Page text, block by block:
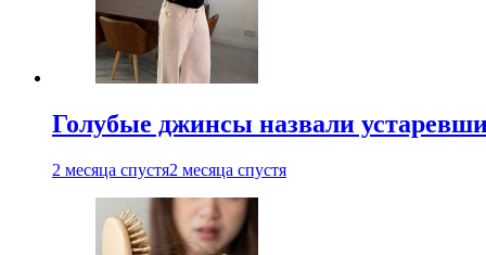
Голубые джинсы назвали
2 месяца спустя2 месяца спустя